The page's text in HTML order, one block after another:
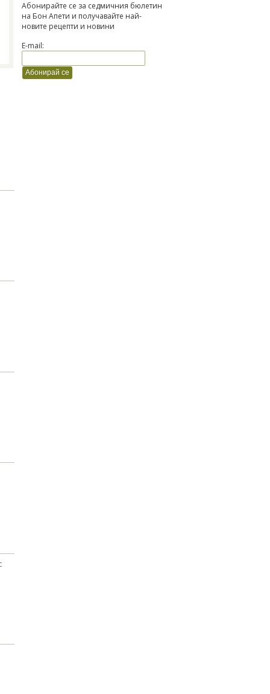
Абонирайте се за седмичния бюлетин
на Бон Апети и получавайте най-
новите рецепти и новини
E-mail: